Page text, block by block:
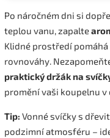
Po náročném dni si
teplou vanu, zapalte
Klidné prostředí
rovnováhy.
praktický držák na
promění vaši koupelnu
Tip: Vonné svíčky s
podzimní atmosféru –